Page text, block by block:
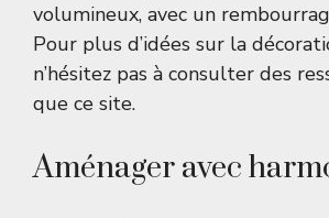
volumineux, avec un
Pour plus d’idées sur la
n’hésitez pas à consulter des
que ce site.
Aménager avec